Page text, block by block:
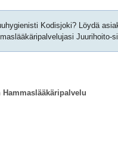
Kodisjoki? Löydä
Juurihoito-
Hammaslääkäripalvelu